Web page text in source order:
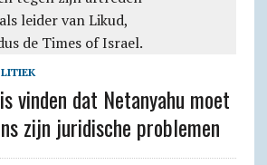
vinden dat Netanyahu moet
zijn juridische problemen